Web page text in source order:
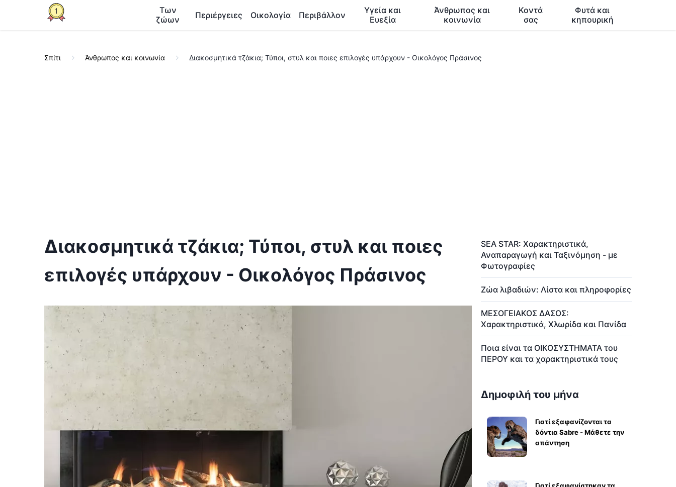
Των
ζώων
Περιέργειες Οικολογία Περιβάλλον
Υγεία και
Ευεξία
Άνθρωπος και
κοινωνία
Κοντά
σας
Φυτά και
κηπουρική
Σπίτι Άνθρωπος και κοινωνία Διακοσμητικά τζάκια; Τύποι, στυλ και ποιες επιλογές υπάρχουν - Οικολόγος Πράσινος
Διακοσμητικά τζάκια; Τύποι, στυλ και ποιες
επιλογές υπάρχουν - Οικολόγος Πράσινος
SEA STAR: Χαρακτηριστικά,
Αναπαραγωγή και Ταξινόμηση - με
Φωτογραφίες
Ζώα λιβαδιών: Λίστα και πληροφορίες
ΜΕΣΟΓΕΙΑΚΟΣ ΔΑΣΟΣ:
Χαρακτηριστικά, Χλωρίδα και Πανίδα
Ποια είναι τα ΟΙΚΟΣΥΣΤΗΜΑΤΑ του
ΠΕΡΟΥ και τα χαρακτηριστικά τους
Δημοφιλή του μήνα
Γιατί εξαφανίζονται τα
δόντια Sabre - Μάθετε την
απάντηση